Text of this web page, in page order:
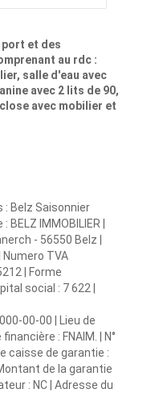
port et des
au rdc :
salle d'eau avec
avec 2 lits de 90,
avec mobilier et
Belz Saisonnier
BELZ IMMOBILIER |
- 56550 Belz |
Numero TVA
| Forme
social : 7 622 |
00-00 | Lieu de
: FNAIM. | N°
caisse de garantie :
de la garantie
: NC | Adresse du